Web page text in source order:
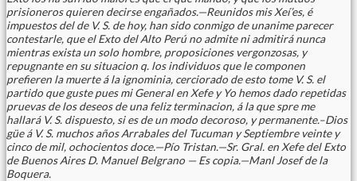
prisioneros quieren decirse engañados.—Reunidos mis Xeí’es, é
impuestos del de V. S. de hoy, han sido conmigo de unanime parecer
contestarle, que el Exto del Alto Perú no admite ni admitirá nunca
mientras exista un solo hombre, proposiciones vergonzosas, y
repugnante en su situacion q. los individuos que le componen
prefieren la muerte á la ignominia, cerciorado de esto tome V. S. el
partido que guste pues mi General en Xefe y Yo hemos dado repetidas
pruevas de los deseos de una feliz terminacion, á la que spre me
hallará V. S. dispuesto, si es de un modo decoroso, y permanente.–Dios
güe á V. S. muchos años Arrabales del Tucuman y Septiembre veinte y
cinco de mil, ochocientos doce.—Pío Tristan.—Sr. Gral. en Xefe del Exto
de Buenos Aires D. Manuel Belgrano — Es copia.—Manl Josef de la
Boquera.